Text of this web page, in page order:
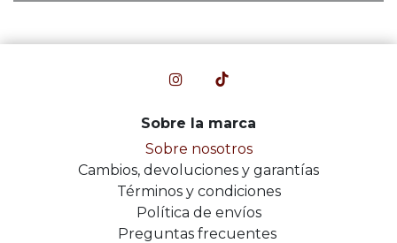
Sobre la marca
Sobre nosotros
Cambios, devoluciones y garantías
Términos y condiciones
Política de envíos
Preguntas frecuentes